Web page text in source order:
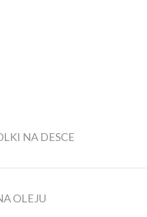
NA DESCE
OLEJU